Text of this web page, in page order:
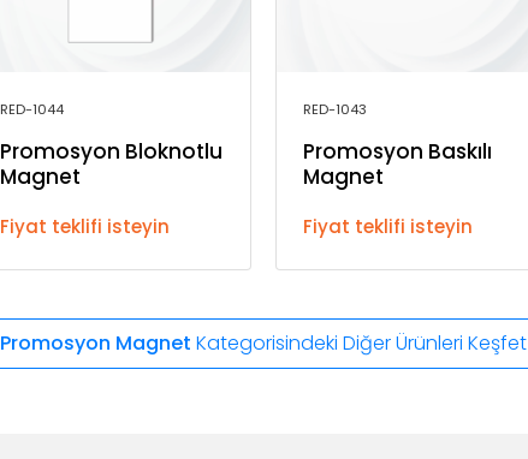
RED-1044
Promosyon Bloknotlu
Magnet
Fiyat teklifi isteyin
RED-1043
Promosyon Baskılı
Magnet
Fiyat teklifi isteyin
Promosyon Magnet Kategorisindeki Diğer Ürünleri Keşfet